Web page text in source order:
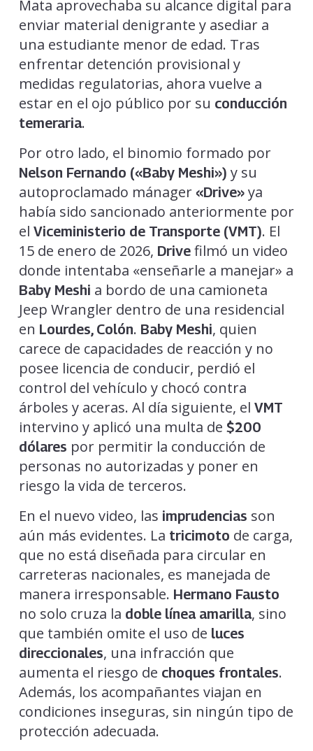
Mata aprovechaba su alcance digital para
enviar material denigrante y asediar a
una estudiante menor de edad. Tras
enfrentar detención provisional y
medidas regulatorias, ahora vuelve a
estar en el ojo público por su conducción
temeraria.
Por otro lado, el binomio formado por
Nelson Fernando («Baby Meshi») y su
autoproclamado mánager «Drive»ya
había sido sancionado anteriormente por
el Viceministerio de Transporte (VMT). El
15 de enero de 2026, Drivefilmó un video
donde intentaba «enseñarle a manejar» a
Baby Meshi a bordo de una camioneta
Jeep Wrangler dentro de una residencial
en Lourdes, Colón. Baby Meshi, quien
carece de capacidades de reacción y no
posee licencia de conducir, perdió el
control del vehículo y chocó contra
árboles y aceras. Al día siguiente, el VMT
intervino y aplicó una multa de $200
dólares por permitir la conducción de
personas no autorizadas y poner en
riesgo la vida de terceros.
En el nuevo video, las imprudencias son
aún más evidentes. La tricimoto de carga,
que no está diseñada para circular en
carreteras nacionales, es manejada de
manera irresponsable. Hermano Fausto
no solo cruza la doble línea amarilla, sino
que también omite el uso de luces
direccionales, una infracción que
aumenta el riesgo de choques frontales.
Además, los acompañantes viajan en
condiciones inseguras, sin ningún tipo de
protección adecuada.